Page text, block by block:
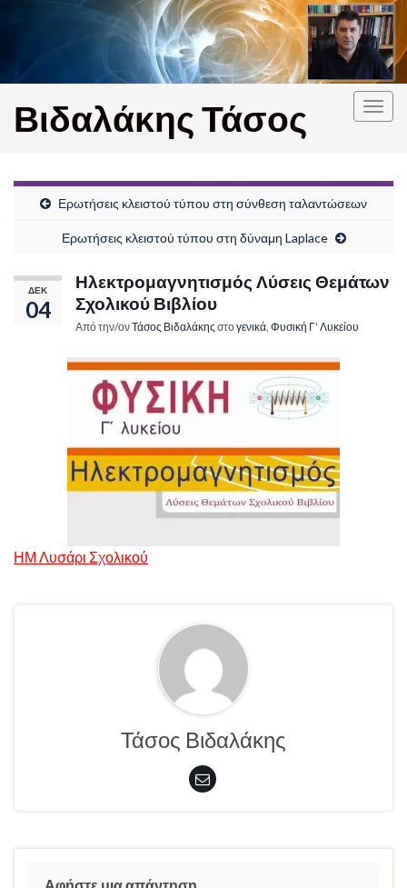
Βιδαλάκης Τάσος
Ερωτήσεις κλειστού τύπου στη σύνθεση ταλαντώσεων
Ερωτήσεις κλειστού τύπου στη δύναμη Laplace
ΔΕΚ
04
Ηλεκτρομαγνητισμός Λύσεις Θεμάτων
Σχολικού Βιβλίου
Από την/ονΤάσος Βιδαλάκης στογενικά, Φυσική Γ’ Λυκείου
ΗΜ Λυσάρι Σχολικού
Τάσος Βιδαλάκης